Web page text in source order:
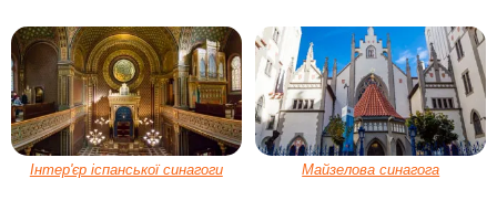
Інтер'єр іспанської синагоги Майзелова синагога